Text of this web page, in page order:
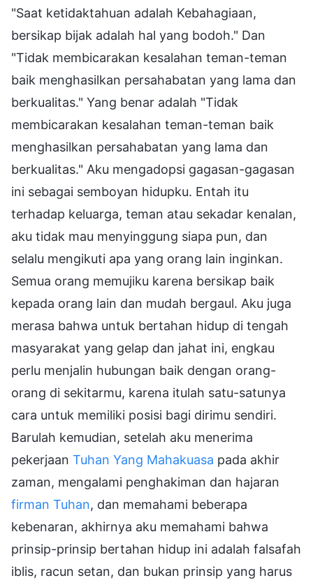
"Saat ketidaktahuan adalah Kebahagiaan,
bersikap bijak adalah hal yang bodoh." Dan
"Tidak membicarakan kesalahan teman-teman
baik menghasilkan persahabatan yang lama dan
berkualitas." Yang benar adalah "Tidak
membicarakan kesalahan teman-teman baik
menghasilkan persahabatan yang lama dan
berkualitas." Aku mengadopsi gagasan-gagasan
ini sebagai semboyan hidupku. Entah itu
terhadap keluarga, teman atau sekadar kenalan,
aku tidak mau menyinggung siapa pun, dan
selalu mengikuti apa yang orang lain inginkan.
Semua orang memujiku karena bersikap baik
kepada orang lain dan mudah bergaul. Aku juga
merasa bahwa untuk bertahan hidup di tengah
masyarakat yang gelap dan jahat ini, engkau
perlu menjalin hubungan baik dengan orang-
orang di sekitarmu, karena itulah satu-satunya
cara untuk memiliki posisi bagi dirimu sendiri.
Barulah kemudian, setelah aku menerima
pekerjaan Tuhan Yang Mahakuasa pada akhir
zaman, mengalami penghakiman dan hajaran
firman Tuhan, dan memahami beberapa
kebenaran, akhirnya aku memahami bahwa
prinsip-prinsip bertahan hidup ini adalah falsafah
iblis, racun setan, dan bukan prinsip yang harus